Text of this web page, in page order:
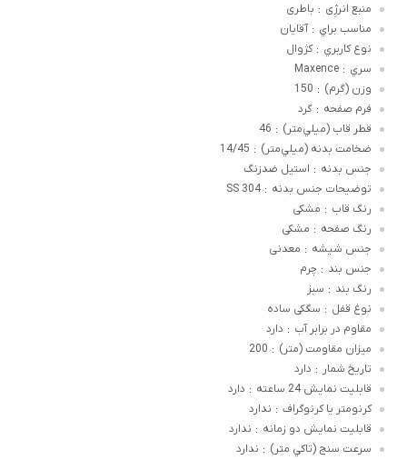
منبع انرژِی : باطری
مناسب براي : آقایان
نوع کاربري : کژوال
سري :
Maxence
وزن (گرم) :
150
فرم صفحه : گرد
قطر قاب (ميلي‌متر) :
46
ضخامت بدنه (ميلي‌متر) :
14/45
جنس بدنه : استیل ضدزنگ
توضيحات جنس بدنه :
SS 304
رنگ قاب : مشکی
رنگ صفحه : مشکی
جنس شيشه : معدنی
جنس بند : چرم
رنگ بند : سبز
نوغ قفل : سگکی ساده
مقاوم در برابر آب : دارد
ميزان مقاومت (متر) :
200
تاريخ شمار : دارد
قابليت نمايش 24 ساعته
: دارد
کرنومتر يا کرنوگراف : ندارد
قابليت نمايش دو زمانه : ندارد
سرعت سنج (تاکي متر) : ندارد